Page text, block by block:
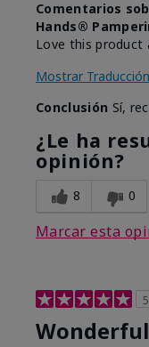
Comentarios
Hands®
Love this product
Mostrar Traducción
Conclusión Sí,
¿Le ha
opinión?
8 0
Marcar esta
5
Wonderful